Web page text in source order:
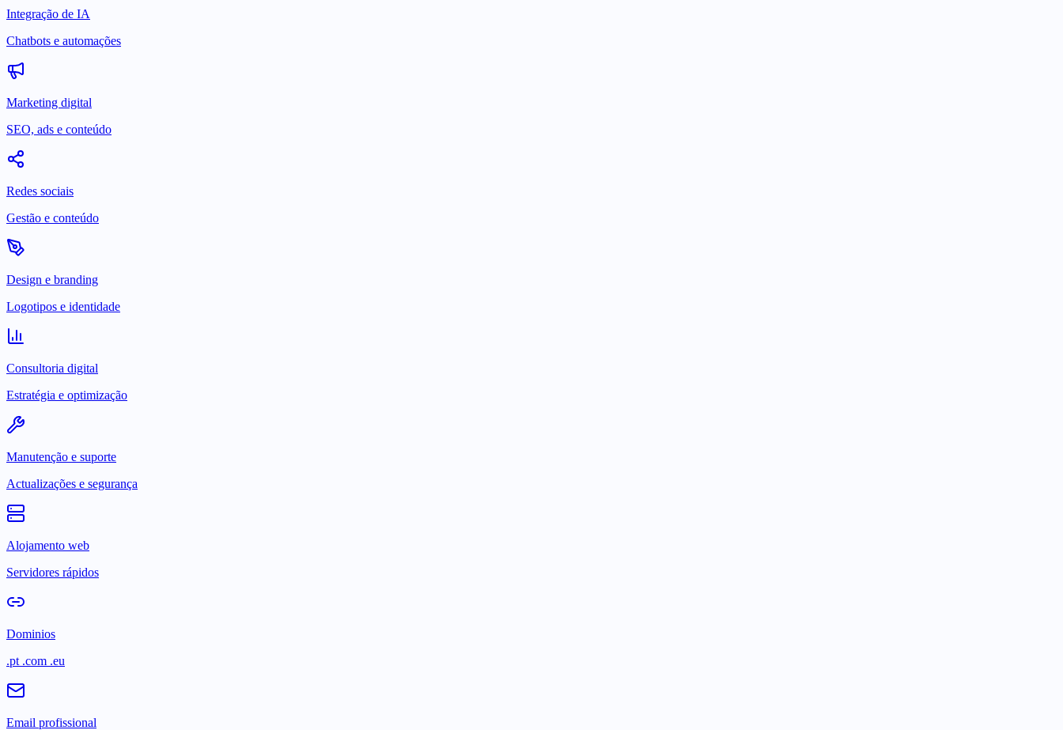
Integração de IA
Chatbots e automações
Marketing digital
SEO, ads e conteúdo
Redes sociais
Gestão e conteúdo
Design e branding
Logotipos e identidade
Consultoria digital
Estratégia e optimização
Manutenção e suporte
Actualizações e segurança
Alojamento web
Servidores rápidos
Dominios
.pt .com .eu
Email profissional